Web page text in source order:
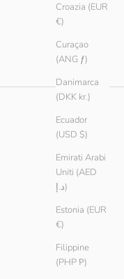
Croazia (EUR
€)
Curaçao
(ANG ƒ)
Danimarca
(DKK kr.)
Ecuador
(USD $)
Emirati Arabi
Uniti (AED
د.إ)
Estonia (EUR
€)
Filippine
(PHP ₱)